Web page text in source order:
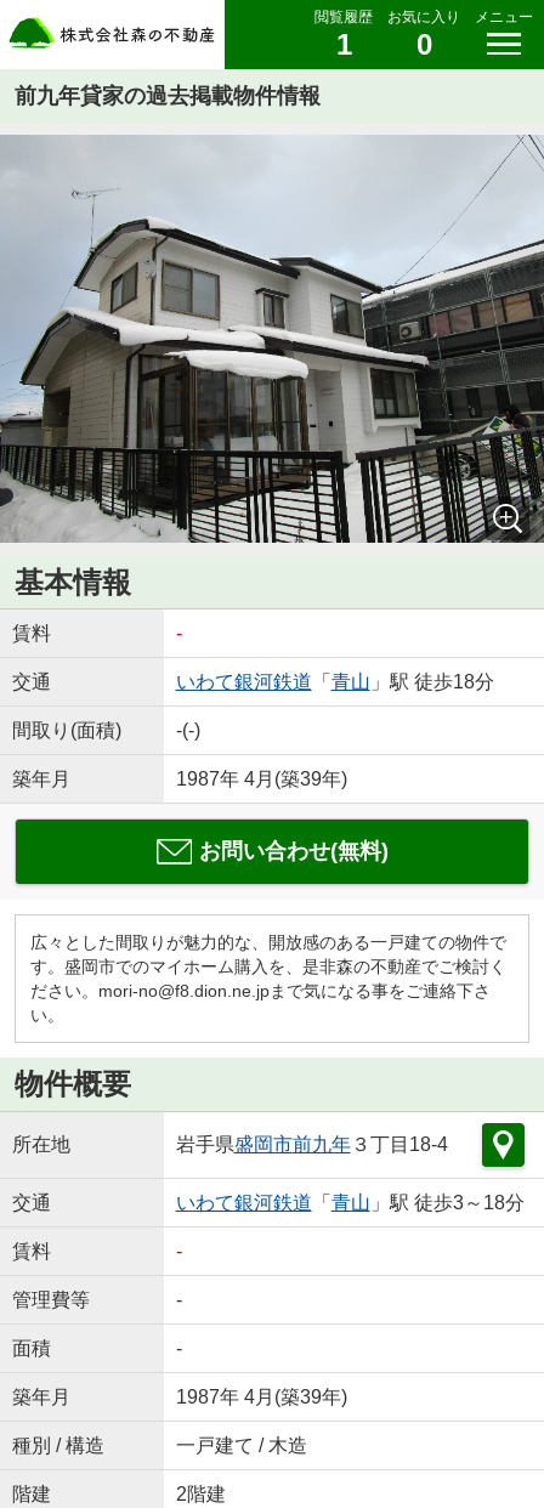
閲覧履歴
1
お気に入り
0
メニュー
前九年貸家の過去掲載物件情報
基本情報
賃料 -
交通 いわて銀河鉄道 「 青山 」駅 徒歩18分
間取り(面積) -(-)
築年月 1987年 4月(築39年)
お問い合わせ(無料)
広々とした間取りが魅力的な、開放感のある一戸建ての物件で
す。盛岡市でのマイホーム購入を、是非森の不動産でご検討く
ださい。mori-no@f8.dion.ne.jpまで気になる事をご連絡下さ
い。
物件概要
所在地 岩手県盛岡市前九年３丁目18-4
交通 いわて銀河鉄道 「 青山 」駅 徒歩3～18分
賃料 -
管理費等 -
面積 -
築年月 1987年 4月(築39年)
種別 / 構造 一戸建て / 木造
階建 2階建